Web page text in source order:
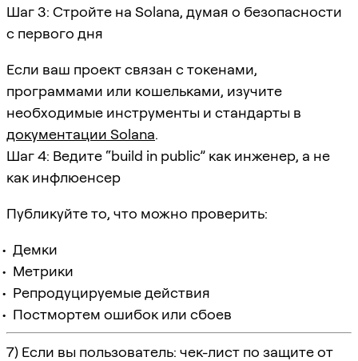
Шаг 3: Стройте на Solana, думая о безопасности
с первого дня
Если ваш проект связан с токенами,
программами или кошельками, изучите
необходимые инструменты и стандарты в
документации Solana.
Шаг 4: Ведите “build in public” как инженер, а не
как инфлюенсер
Публикуйте то, что можно проверить:
Демки
Метрики
Репродуцируемые действия
Постмортем ошибок или сбоев
7) Если вы пользователь: чек-лист по защите от